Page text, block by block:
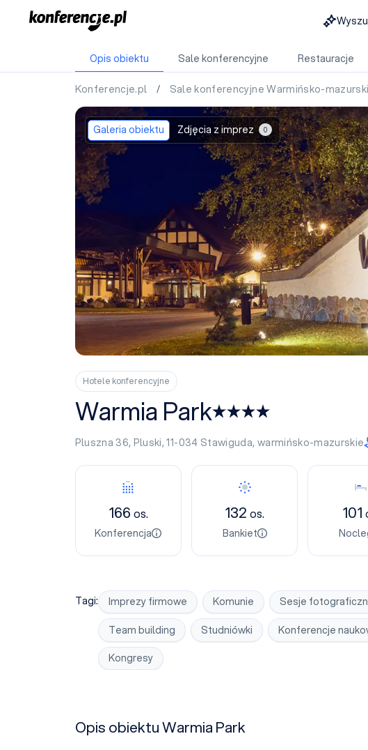
Opis obiektu Sale konferencyjne Restauracje
Konferencje.pl / Sale konferencyjne Warmińsko-
Galeria obiektu Zdjęcia z imprez 0
Hotele konferencyjne
Warmia Park
Pluszna 36, Pluski, 11-034 Stawiguda, warmińsko-mazurskie
Konferencja
166 os.
Konferencja
Bankiet
132os.
Bankiet
101
Tagi: Imprezy firmowe Komunie Sesje
Team building Studniówki Konferencje
Kongresy
Opis obiektu Warmia Park